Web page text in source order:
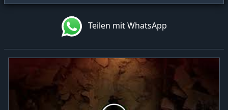
Teilen mit WhatsApp